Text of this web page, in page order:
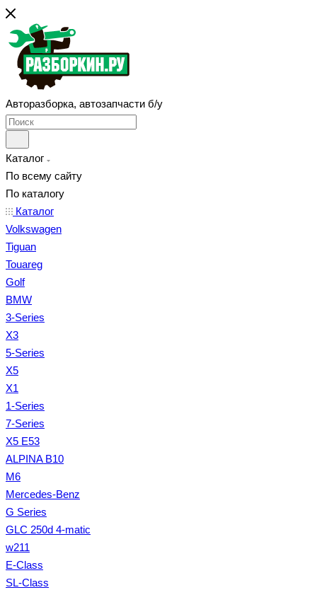
Авторазборка, автозапчасти б/у
Каталог
По всему сайту
По каталогу
Каталог
Volkswagen
Tiguan
Touareg
Golf
BMW
3-Series
X3
5-Series
X5
X1
1-Series
7-Series
X5 E53
ALPINA B10
M6
Mercedes-Benz
G Series
GLC 250d 4-matic
w211
E-Class
SL-Class